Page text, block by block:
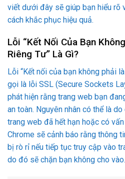
viết dưới đây sẽ giúp bạn hiểu rõ
cách khắc phục hiệu quả.
Lỗi “Kết Nối Của Bạn
Riêng Tư” Là Gì?
Lỗi “Kết nối của bạn không phải
gọi là lỗi SSL (Secure Sockets
phát hiện rằng trang web bạn
an toàn. Nguyên nhân có thể là
trang web đã hết hạn hoặc có
Chrome sẽ cảnh báo rằng thông
bị rò rỉ nếu tiếp tục truy cập vào
do đó sẽ chặn bạn không cho vào.